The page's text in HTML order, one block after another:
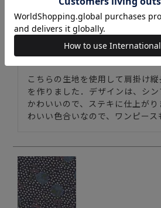
地 （ホビーラホビーレオリジナル
購入者
2025/11/05
こちらの生地を使用して肩掛け
を作りました．デザインは、シ
かわいいので、ステキに仕上が
わいい色合いなので、ワンピース